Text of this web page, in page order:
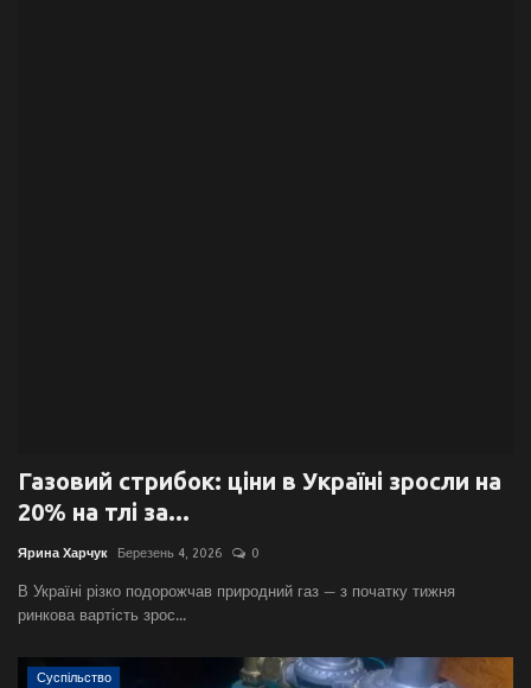
English Ukraine
Газовий стрибок: ціни в Україні зросли на
20% на тлі за...
Ярина Харчук Березень 4, 2026 0
В Україні різко подорожчав природний газ — з початку тижня
ринкова вартість зрос...
Суспільство